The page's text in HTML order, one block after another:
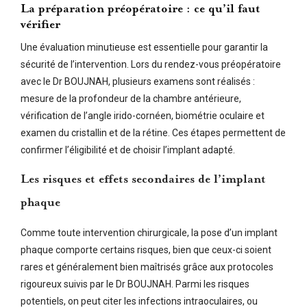
La préparation préopératoire : ce qu’il faut
vérifier
Une évaluation minutieuse est essentielle pour garantir la
sécurité de l’intervention. Lors du rendez-vous préopératoire
avec le Dr BOUJNAH, plusieurs examens sont réalisés :
mesure de la profondeur de la chambre antérieure,
vérification de l’angle irido-cornéen, biométrie oculaire et
examen du cristallin et de la rétine. Ces étapes permettent de
confirmer l’éligibilité et de choisir l’implant adapté.
Les risques et effets secondaires de l’implant
phaque
Comme toute intervention chirurgicale, la pose d’un implant
phaque comporte certains risques, bien que ceux-ci soient
rares et généralement bien maîtrisés grâce aux protocoles
rigoureux suivis par le Dr BOUJNAH. Parmi les risques
potentiels, on peut citer les infections intraoculaires, ou